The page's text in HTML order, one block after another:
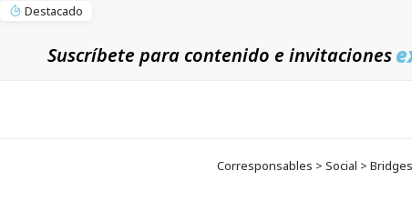
Destacado
Suscríbete para contenido e invitaciones
Corresponsables > Social >